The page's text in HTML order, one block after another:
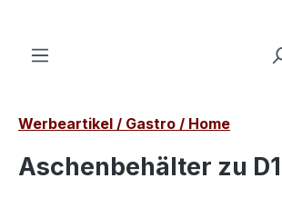
Werbeartikel / Gastro / Home
Aschenbehälter zu